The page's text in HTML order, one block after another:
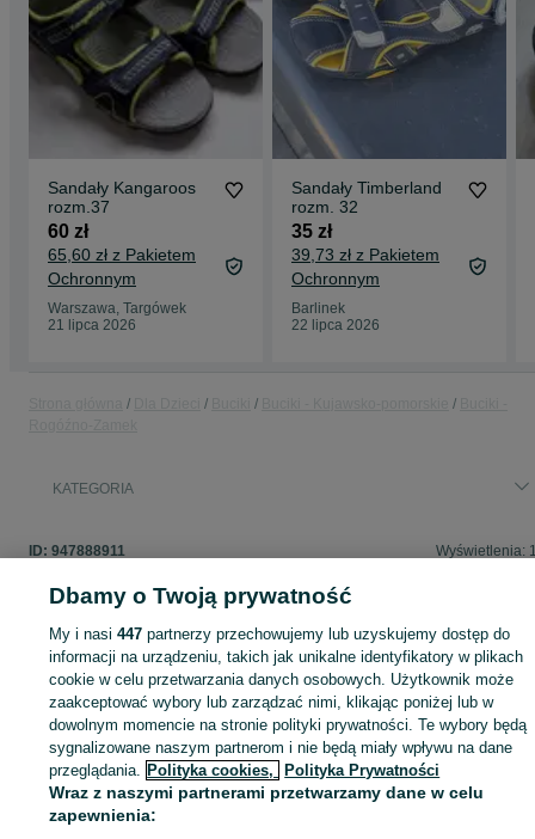
Sandały Kangaroos
rozm.37
60 zł
65,60 zł z Pakietem
Ochronnym
Warszawa, Targówek
21 lipca 2026
Sandały Timberland
rozm. 32
35 zł
39,73 zł z Pakietem
Ochronnym
Barlinek
22 lipca 2026
KATEGORIA
ID: 947888911 Wyświetlenia:
Zaloguj się lub załóż konto na OLX, aby skontaktować się z
sprzedającym
Zaloguj się / Załóż konto
Dbamy o Twoją prywatność
My i nasi447 partnerzy przechowujemy lub uzyskujemy dostęp do
informacji na urządzeniu, takich jak unikalne identyfikatory w plikach
cookie w celu przetwarzania danych osobowych. Użytkownik może
zaakceptować wybory lub zarządzać nimi, klikając poniżej lub w
dowolnym momencie na stronie polityki prywatności. Te wybory będą
sygnalizowane naszym partnerom i nie będą miały wpływu na dane
przeglądania. Polityka cookies, Polityka Prywatności
Wraz z naszymi partnerami przetwarzamy dane w celu
zapewnienia: